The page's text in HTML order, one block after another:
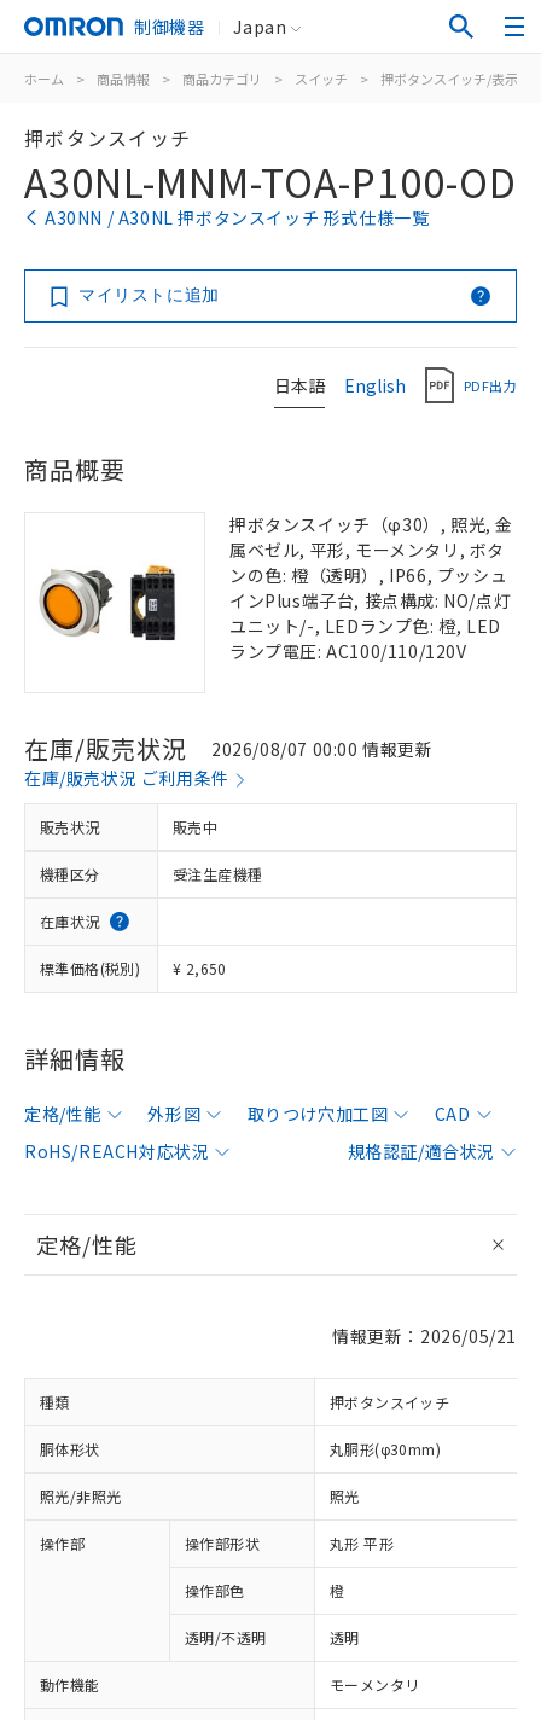
制御機器 Japan
ホーム > 商品情報 > 商品カテゴリ > スイッチ > 押ボタンスイッチ/表示灯
押ボタンスイッチ
A30NL-MNM-TOA-P100-OD
A30NN / A30NL 押ボタンスイッチ 形式仕様一覧
マイリストに追加
日本語 English PDF出力
商品概要
押ボタンスイッチ（φ30）, 照光, 金
属ベゼル, 平形, モーメンタリ, ボタ
ンの色: 橙（透明）, IP66, プッシュ
インPlus端子台, 接点構成: NO/点灯
ユニット/-, LEDランプ色: 橙, LED
ランプ電圧: AC100/110/120V
在庫/販売状況
2026/08/07 00:00 情報更新
在庫/販売状況 ご利用条件
販売状況 販売中
機種区分 受注生産機種
在庫状況
標準価格(税別) ¥ 2,650
詳細情報
定格/性能 外形図 取りつけ穴加工図
CAD
RoHS/REACH対応状況
規格認証/適合状況
定格/性能
情報更新：2026/05/21
種類 押ボタンスイッチ
胴体形状 丸胴形(φ30mm)
照光/非照光 照光
操作部 操作部形状 丸形 平形
操作部色 橙
透明/不透明 透明
動作機能 モーメンタリ